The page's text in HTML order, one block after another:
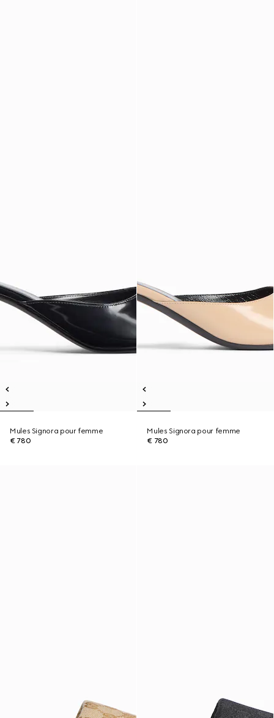
Mules Signora pour femme
€ 780
Mules Signora pour femme
€ 780